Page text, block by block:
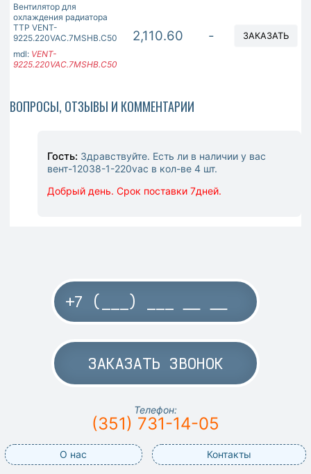
Вентилятор для
охлаждения радиатора
ТТР VENT-
9225.220VAC.7MSHB.C50
mdl: VENT-
9225.220VAC.7MSHB.C50
2,110.60 - ЗАКАЗАТЬ
ВОПРОСЫ, ОТЗЫВЫ И КОММЕНТАРИИ
Гость: Здравствуйте. Есть ли в наличии у вас
вент-12038-1-220vac в кол-ве 4 шт.
Добрый день. Срок поставки 7дней.
ЗАКАЗАТЬ ЗВОНОК
Телефон:
(351) 731-14-05
О нас Контакты